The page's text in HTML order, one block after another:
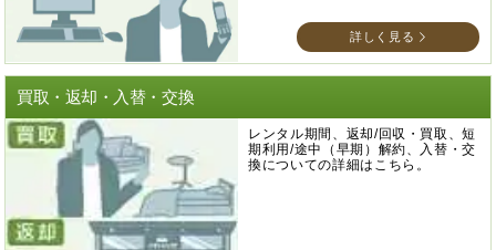
詳しく見る
買取・返却・入替・交換
レンタル期間、返却/回収・買取、短
期利用/途中（早期）解約、入替・交
換についての詳細はこちら。